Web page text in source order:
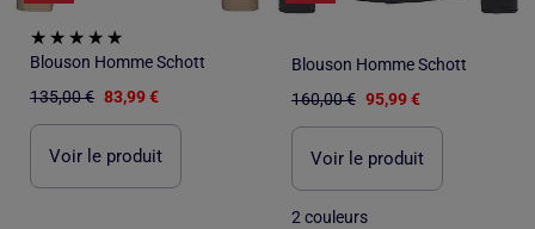
Blouson Homme Schott
135,00 € 83,99 €
Voir le produit
Blouson Homme Schott
160,00 € 95,99 €
Voir le produit
2 couleurs